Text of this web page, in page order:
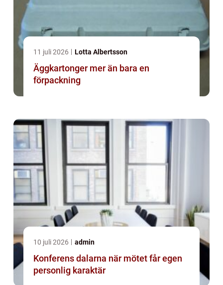
11 juli 2026 Lotta Albertsson
Äggkartonger mer än bara en
förpackning
10 juli 2026 admin
Konferens dalarna när mötet får egen
personlig karaktär